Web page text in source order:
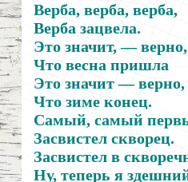
Верба, верба, верба,
Верба зацвела.
Это значит, — верно,
Что весна пришла
Это значит — верно,
Что зиме конец.
Самый, самый
Засвистел скворец.
Засвистел в
Ну, теперь я